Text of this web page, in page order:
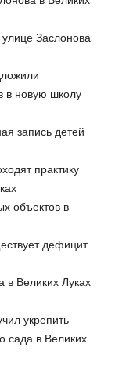
Заслонова
в новую школу
запись детей
практику
объектов в
дефицит
в Великих Луках
укрепить
сада в Великих